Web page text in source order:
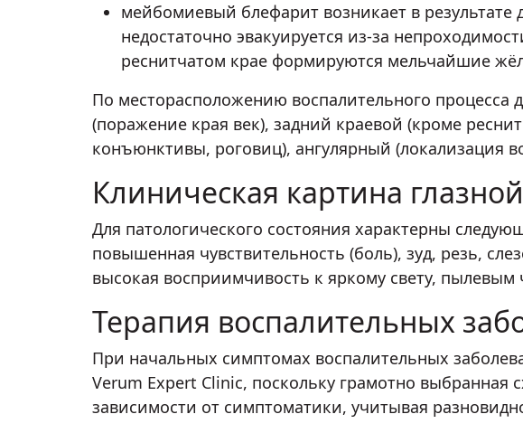
мейбомиевый блефарит возникает в
недостаточно эвакуируется из-за
реснитчатом крае формируются мельчайшие
По месторасположению воспалительного
(поражение края век), задний краевой (кроме
конъюнктивы, роговиц), ангулярный (локализация
Клиническая картина
Для патологического состояния характерны
повышенная чувствительность (боль), зуд, резь,
высокая восприимчивость к яркому свету, пылевым
Терапия воспалительных
При начальных симптомах воспалительных
Verum Expert Clinic, поскольку грамотно
зависимости от симптоматики, учитывая